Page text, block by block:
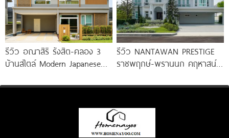
รีวิว อณาสิริ รังสิต-คลอง 3
บ้านสไตล์ Modern Japanese
รีวิว NANTAWAN PRESTIGE
ราชพฤกษ์-พรานนก คฤหาสน์
เริ่ม